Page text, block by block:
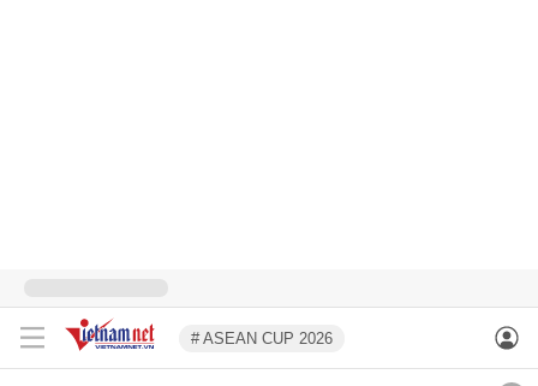
# ASEAN CUP 2026